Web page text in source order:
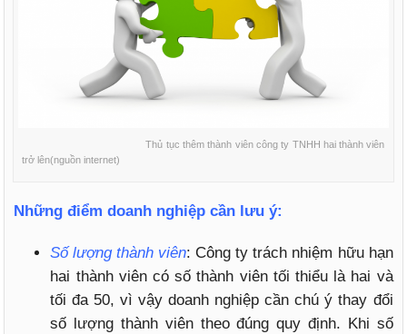
Thủ tục thêm thành viên công ty TNHH hai thành viên
trở lên(nguồn internet)
Những điểm doanh nghiệp cần lưu ý:
Số lượng thành viên: Công ty trách nhiệm hữu hạn
hai thành viên có số thành viên tối thiểu là hai và
tối đa 50, vì vậy doanh nghiệp cần chú ý thay đổi
số lượng thành viên theo đúng quy định. Khi số